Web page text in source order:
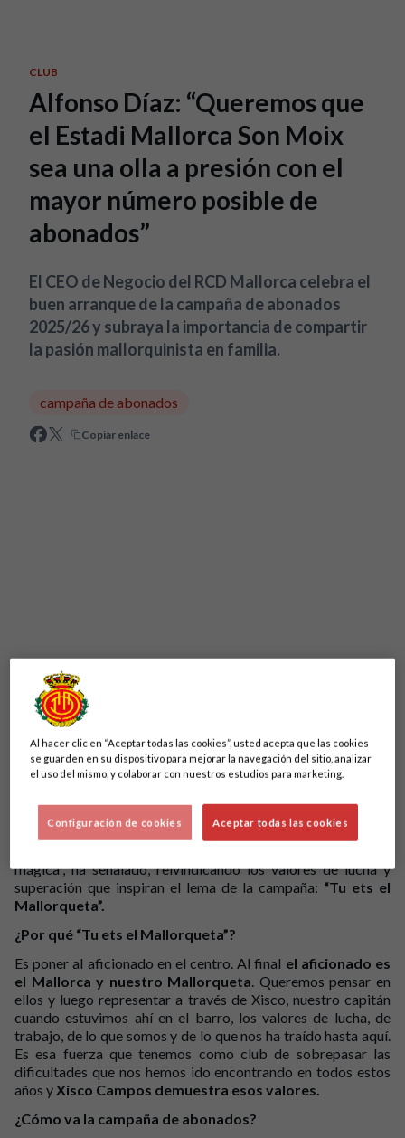
CLUB
Alfonso Díaz: “Queremos que
el Estadi Mallorca Son Moix
sea una olla a presión con el
mayor número posible de
abonados”
El CEO de Negocio del RCD Mallorca celebra el
buen arranque de la campaña de abonados
2025/26 y subraya la importancia de compartir
la pasión mallorquinista en familia.
campaña de abonados
Copiar enlace
inicio de la campaña de abonados 2025/26
Mallorca ha tenido una respuesta muy positiva en sus
primeros días, según ha valorado Alfonso Díaz, CEO de
Negocio del club. Díaz destaca las ganas de la afición por
volver a sentir la emoción del Estadio Mallorca Son Moix,
punto de encuentro para familias y amigos. “Estamos
trabajando para que el mallorquinista tenga todas las
mágica”, ha señalado, reivindicando los valores de lucha y
superación que inspiran el lema de la campaña: “Tu ets el
Mallorqueta”.
¿Por qué “Tu ets el Mallorqueta”?
Es poner al aficionado en el centro. Al final el aficionado es
el Mallorca y nuestro Mallorqueta. Queremos pensar en
ellos y luego representar a través de Xisco, nuestro capitán
cuando estuvimos ahí en el barro, los valores de lucha, de
trabajo, de lo que somos y de lo que nos ha traído hasta aquí.
Es esa fuerza que tenemos como club de sobrepasar las
dificultades que nos hemos ido encontrando en todos estos
años yXisco Campos demuestra esos valores.
¿Cómo va la campaña de abonados?
Al hacer clic en “Aceptar todas las cookies”, usted acepta que las cookies
se guarden en su dispositivo para mejorar la navegación del sitio, analizar
el uso del mismo, y colaborar con nuestros estudios para marketing.
Aceptar todas las cookies
Configuración de cookies